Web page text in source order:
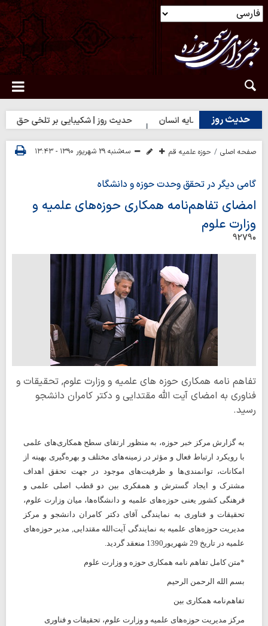
حدیث روز
بهترین سرمایه انسان حدیث روز | شکیبایی بر تلخی حق
صفحه اصلی حوزه علمیه قم سه‌شنبه ۲۹ شهریور ۱۳۹۰ - ۱۳:۴۳
گامی دیگر در تحقق وحدت حوزه و دانشگاه
امضای تفاهم‌نامه همکاری حوزه‌های علمیه و
وزارت علوم
92790
تفاهم نامه همکاری حوزه های علمیه و وزارت علوم, تحقیقات و
فناوری به امضای آیت الله مقتدایی و دکتر کامران دانشجو
رسید.
به گزارش مرکز خبر حوزه، به منظور ارتقای سطح همکاری‌های علمی
با رویکرد ارتباط فعال و مؤثر در زمینه‌های مختلف و بهره‌گیری بهینه از
امکانات، توانمندی‌ها و ظرفیت‌های موجود در جهت تحقق اهداف
مشترک و ایجاد گسترش و همفکری بین دو قطب اصلی علمی و
فرهنگی کشور یعنی حوزه‌های علمیه و دانشگاه‌ها، میان وزارت علوم،
تحقیقات و فناوری به نمایندگی آقای دکتر کامران دانشجو و مرکز
مدیریت حوزه‌های علمیه به نمایندگی آیت‌الله مقتدایی, مدیر حوزه‌های
علمیه در تاریخ 29 شهریور1390 منعقد گردید.
*متن کامل تفاهم نامه همکاری حوزه و وزارت علوم
بسم الله الرحمن الرحیم
تفاهم‌نامه همکاری بین
مرکز مدیریت حوزه‌های علمیه و وزارت علوم، تحقیقات و فناوری